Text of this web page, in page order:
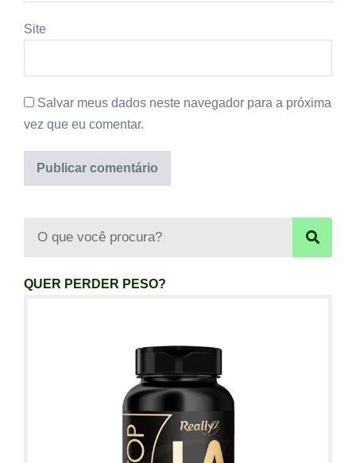
Site
Salvar meus dados neste navegador para a próxima
vez que eu comentar.
QUER PERDER PESO?